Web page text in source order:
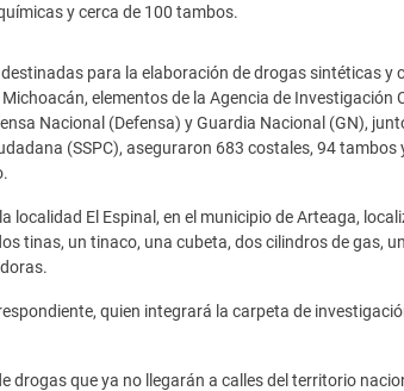
y cerca de 100 tambos.
para la elaboración de drogas sintéticas y
elementos de la Agencia de Investigación
Nacional (Defensa) y Guardia Nacional (GN),
(SSPC), aseguraron 683 costales, 94 tambos
El Espinal, en el municipio de Arteaga,
tinas, un tinaco, una cubeta, dos cilindros de gas,
quien integrará la carpeta de
drogas que ya no llegarán a calles del territorio